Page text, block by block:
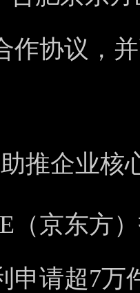
作协议，
推企业核
（京东方
申请超7万